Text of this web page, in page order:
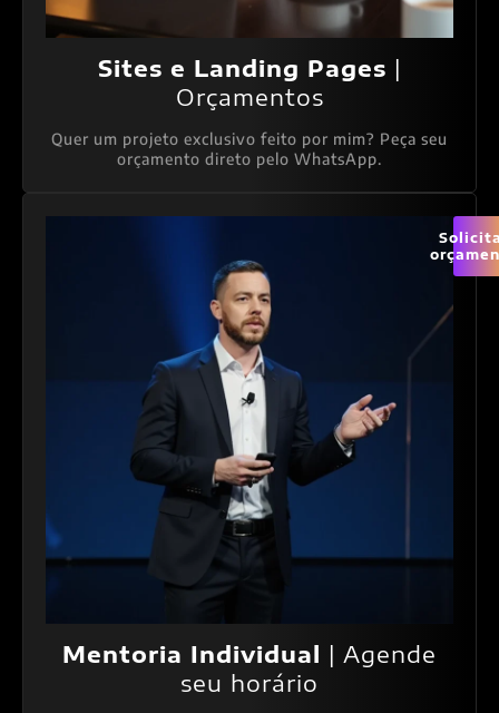
Sites e Landing Pages |
Orçamentos
Quer um projeto exclusivo feito por mim? Peça seu
orçamento direto pelo WhatsApp.
Mentoria Individual | Agende
seu horário